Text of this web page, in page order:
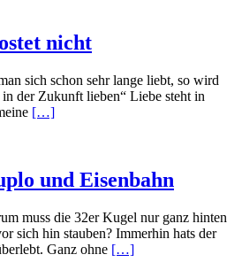
nicht
sich schon sehr lange liebt, so wird
der Zukunft lieben“ Liebe steht in
[…]
und Eisenbahn
muss die 32er Kugel nur ganz hinten
sich hin stauben? Immerhin hats der
Ganz ohne […]